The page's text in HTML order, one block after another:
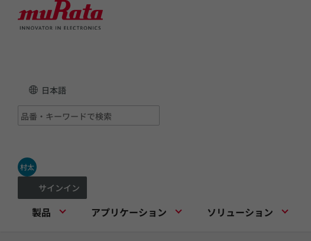
日本語
村太
サインイン
製品 アプリケーション ソリューション